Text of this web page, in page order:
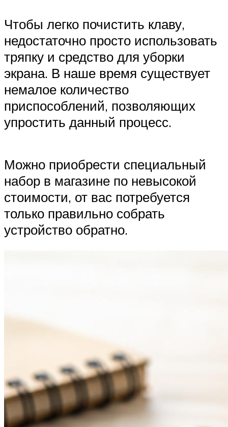
Чтобы легко почистить клаву,
недостаточно просто использовать
тряпку и средство для уборки
экрана. В наше время существует
немалое количество
приспособлений, позволяющих
упростить данный процесс.
Можно приобрести специальный
набор в магазине по невысокой
стоимости, от вас потребуется
только правильно собрать
устройство обратно.